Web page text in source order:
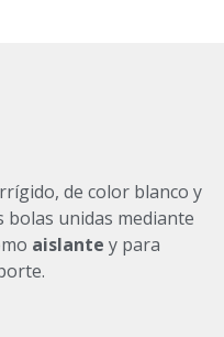
de color blanco y
unidas mediante
aislante y para